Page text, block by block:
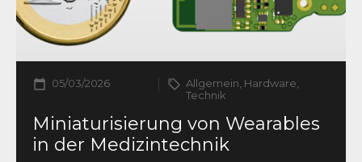
05/03/2026
Allgemein, Hardware,
Technik
Miniaturisierung von Wearables
in der Medizintechnik